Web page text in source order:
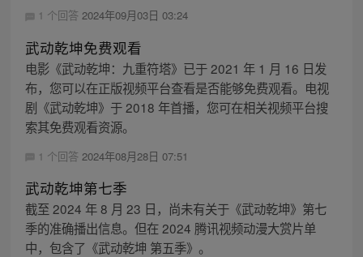
1 个回答 2024年09月03日 03:24
武动乾坤免费观看
电影《武动乾坤：九重符塔》已于 2021 年 1 月 16 日发
布，您可以在正版视频平台查看是否能够免费观看。电视
剧《武动乾坤》于 2018 年首播，您可在相关视频平台搜
索其免费观看资源。
1 个回答 2024年08月28日 07:51
武动乾坤第七季
截至 2024 年 8 月 23 日，尚未有关于《武动乾坤》第七
季的准确播出信息。但在 2024 腾讯视频动漫大赏片单
中，包含了《武动乾坤 第五季》。